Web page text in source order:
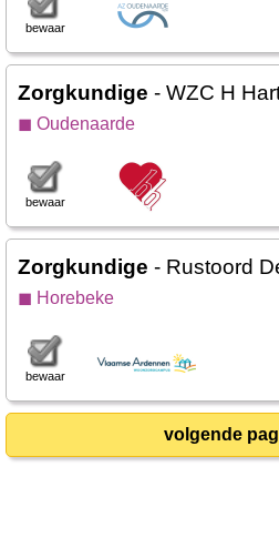
bewaar
Zorgkundige - WZC H
◼ Oudenaarde
bewaar
Zorgkundige - Rustoord
◼ Horebeke
bewaar
volgende